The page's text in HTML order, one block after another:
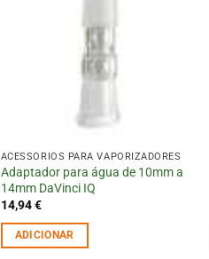
ACESSÓRIOS PARA VAPORIZADORES
Adaptador para água de 10mm a
14mm DaVinci IQ
14,94€
ADICIONAR